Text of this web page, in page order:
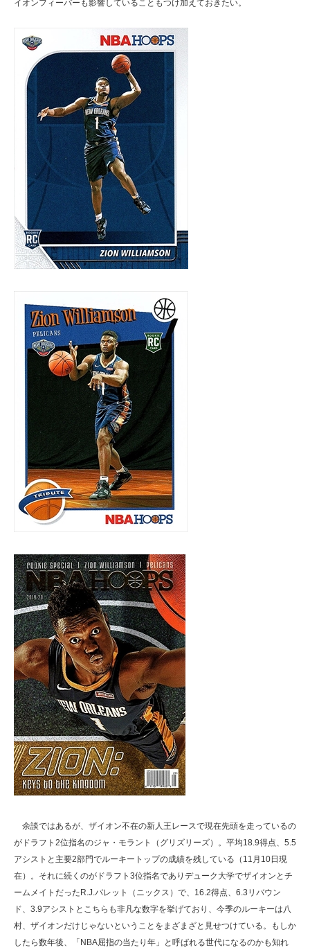
イオンフィーバーも影響していることもつけ加えておきたい。
余談ではあるが、ザイオン不在の新人王レースで現在先頭を走っているの
がドラフト2位指名のジャ・モラント（グリズリーズ）。平均18.9得点、5.5
アシストと主要2部門でルーキートップの成績を残している（11月10日現
在）。それに続くのがドラフト3位指名でありデューク大学でザイオンとチ
ームメイトだったR.J.バレット（ニックス）で、16.2得点、6.3リバウン
ド、3.9アシストとこちらも非凡な数字を挙げており、今季のルーキーは八
村、ザイオンだけじゃないということをまざまざと見せつけている。もしか
したら数年後、「NBA屈指の当たり年」と呼ばれる世代になるのかも知れ